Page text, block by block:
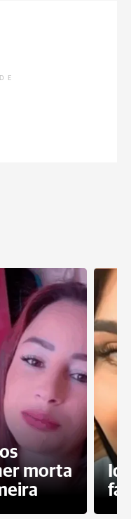
morta